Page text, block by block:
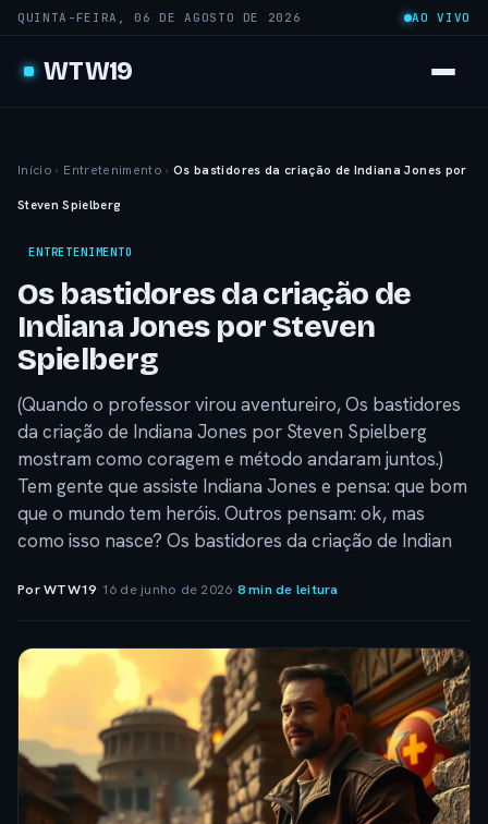
QUINTA-FEIRA, 06 DE AGOSTO DE 2026 AO VIVO
WTW19
Início › Entretenimento › Os bastidores da criação de Indiana Jones por
Steven Spielberg
ENTRETENIMENTO
Os bastidores da criação de
Indiana Jones por Steven
Spielberg
(Quando o professor virou aventureiro, Os bastidores
da criação de Indiana Jones por Steven Spielberg
mostram como coragem e método andaram juntos.)
Tem gente que assiste Indiana Jones e pensa: que bom
que o mundo tem heróis. Outros pensam: ok, mas
como isso nasce? Os bastidores da criação de Indian
Por WTW19· 16 de junho de 2026·8 min de leitura